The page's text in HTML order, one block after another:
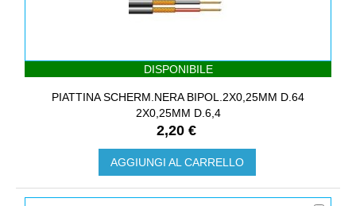
DISPONIBILE
PIATTINA SCHERM.NERA BIPOL.2X0,25MM D.64
2X0,25MM D.6,4
2,20 €
AGGIUNGI AL CARRELLO